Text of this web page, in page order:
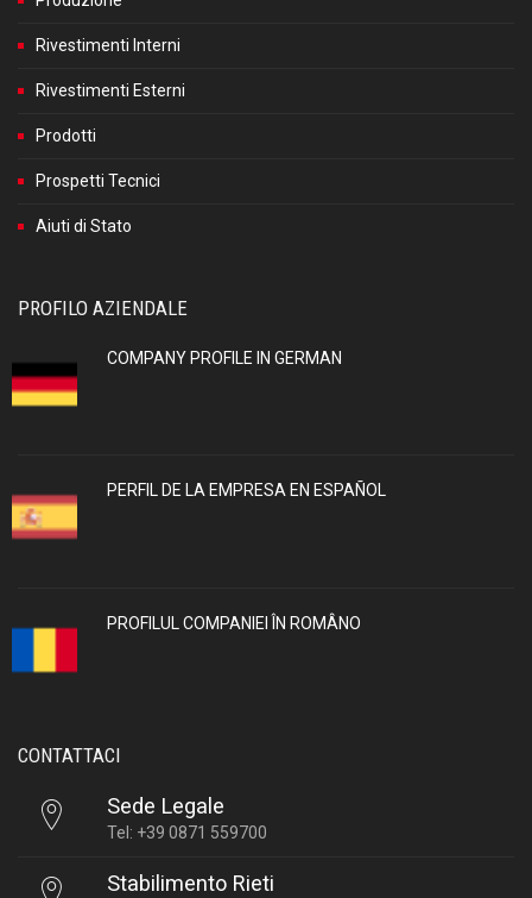
Rivestimenti Interni
Rivestimenti Esterni
Prodotti
Prospetti Tecnici
Aiuti di Stato
PROFILO AZIENDALE
COMPANY PROFILE IN GERMAN
PERFIL DE LA EMPRESA EN ESPAÑOL
PROFILUL COMPANIEI ÎN ROMÂNO
CONTATTACI
Sede Legale
Tel: +39 0871 559700
Stabilimento Rieti